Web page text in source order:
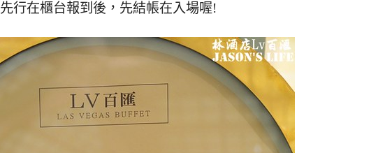
先行在櫃台報到後，先結帳在入場喔!